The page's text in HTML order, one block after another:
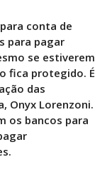
conta de
para pagar
se estiverem
fica protegido. É
das
Onyx Lorenzoni.
os bancos para